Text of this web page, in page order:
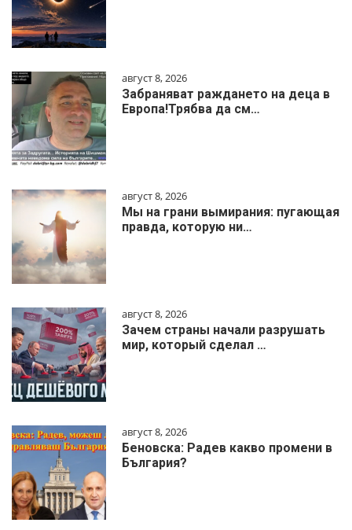
август 8, 2026
Забраняват раждането на деца в
Европа!Трябва да см…
август 8, 2026
Мы на грани вымирания: пугающая
правда, которую ни…
август 8, 2026
Зачем страны начали разрушать
мир, который сделал …
август 8, 2026
Беновска: Радев какво промени в
България?